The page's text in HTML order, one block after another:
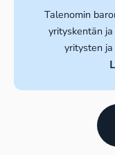
Talenomin
yrityskentän
yritysten